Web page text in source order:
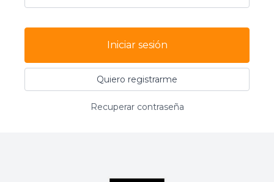
Iniciar sesión
Quiero registrarme
Recuperar contraseña